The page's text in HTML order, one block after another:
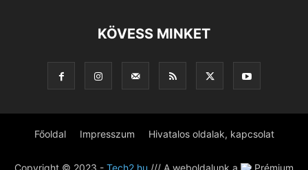
KÖVESS MINKET
Főoldal Impresszum Hivatalos oldalak, kapcsolat